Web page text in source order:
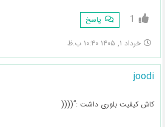
1 پاسخ
خرداد ۱, ۱۴۰۵ ۱۰:۴۰ ب.ظ
joodi
کاش کیفیت بلوری داشت :”((((